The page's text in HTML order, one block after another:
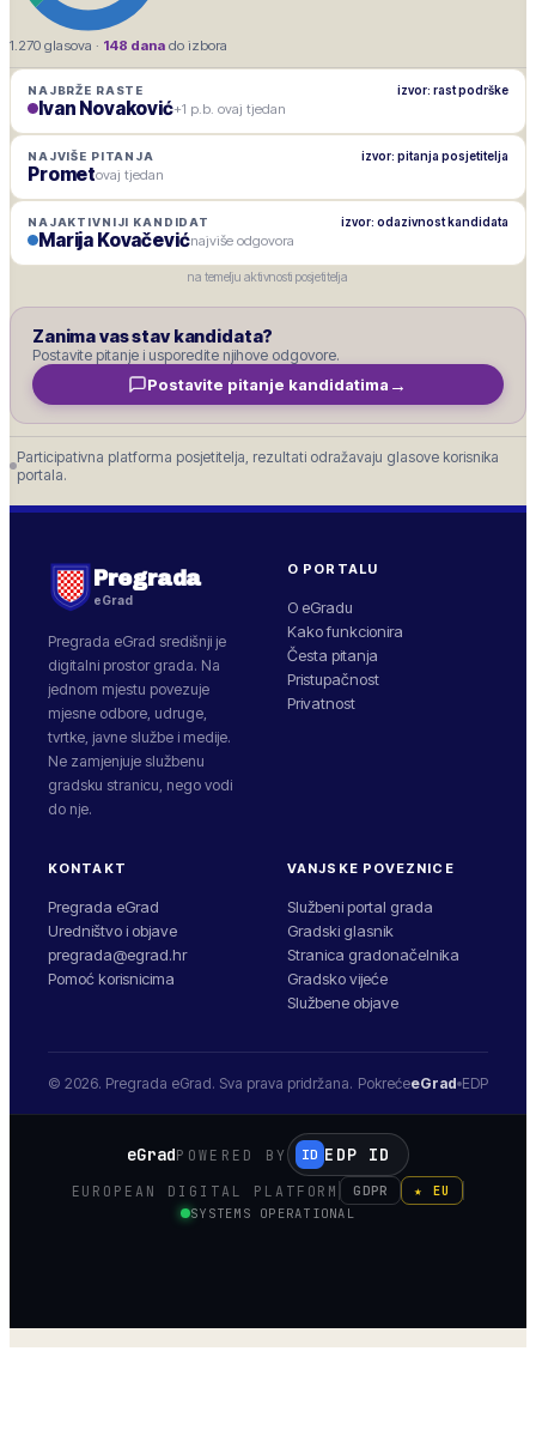
1.270 glasova · 148 dana do izbora
NAJBRŽE RASTE izvor: rast podrške
Ivan Novaković+1 p.b. ovaj tjedan
NAJVIŠE PITANJA izvor: pitanja posjetitelja
Prometovaj tjedan
NAJAKTIVNIJI KANDIDAT izvor: odazivnost kandidata
Marija Kovačevićnajviše odgovora
na temelju aktivnosti posjetitelja
Zanima vas stav kandidata?
Postavite pitanje i usporedite njihove odgovore.
Postavite pitanje kandidatima →
Participativna platforma posjetitelja, rezultati odražavaju glasove korisnika
portala.
Pregrada
eGrad
Pregrada eGrad središnji je
digitalni prostor grada. Na
jednom mjestu povezuje
mjesne odbore, udruge,
tvrtke, javne službe i medije.
Ne zamjenjuje službenu
gradsku stranicu, nego vodi
do nje.
O PORTALU
O eGradu
Kako funkcionira
Česta pitanja
Pristupačnost
Privatnost
KONTAKT
Pregrada eGrad
Uredništvo i objave
pregrada@egrad.hr
Pomoć korisnicima
VANJSKE POVEZNICE
Službeni portal grada
Gradski glasnik
Stranica gradonačelnika
Gradsko vijeće
Službene objave
© 2026. Pregrada eGrad. Sva prava pridržana. PokrećeeGrad EDP
eGradPOWERED BY ID EDP ID
EUROPEAN DIGITAL PLATFORM GDPR
★ EU
SYSTEMS OPERATIONAL